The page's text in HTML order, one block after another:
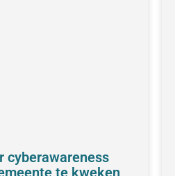
cyberawareness
te kweken